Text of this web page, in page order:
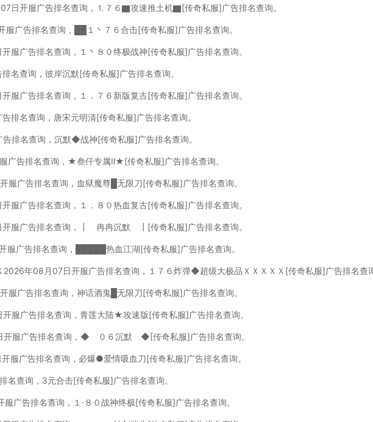
开服广告排名查询，⒈７６▇攻速推土机▇[传奇私服]广告排名查询。
广告排名查询，██１丶７６合击[传奇私服]广告排名查询。
服广告排名查询，１丶８０终极战神[传奇私服]广告排名查询。
名查询，彼岸沉默[传奇私服]广告排名查询。
服广告排名查询，１．７６新版复古[传奇私服]广告排名查询。
排名查询，唐宋元明清[传奇私服]广告排名查询。
排名查询，沉默◆战神[传奇私服]广告排名查询。
告排名查询，★叁仟专属Ⅱ★[传奇私服]广告排名查询。
服广告排名查询，血狱魔尊█无限刀[传奇私服]广告排名查询。
服广告排名查询，１．８０热血复古[传奇私服]广告排名查询。
广告排名查询，┃ 冉冉沉默 ┃[传奇私服]广告排名查询。
广告排名查询，█████热血江湖[传奇私服]广告排名查询。
年08月07日开服广告排名查询，１７６炸弹◆超级大极品ＸＸＸＸＸ[传奇私服]广告排名查
广告排名查询，神话酒鬼█无限刀[传奇私服]广告排名查询。
服广告排名查询，青莲大陆★攻速版[传奇私服]广告排名查询。
广告排名查询，◆ ０６沉默 ◆[传奇私服]广告排名查询。
服广告排名查询，必爆●爱情吸血刀[传奇私服]广告排名查询。
查询，3元合击[传奇私服]广告排名查询。
广告排名查询，１·８０战神终极[传奇私服]广告排名查询。